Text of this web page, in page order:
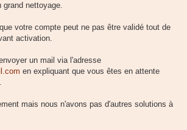
grand nettoyage.
votre compte peut ne pas être validé tout de
activation.
un mail via l'adresse
en expliquant que vous êtes en attente
mais nous n'avons pas d'autres solutions à